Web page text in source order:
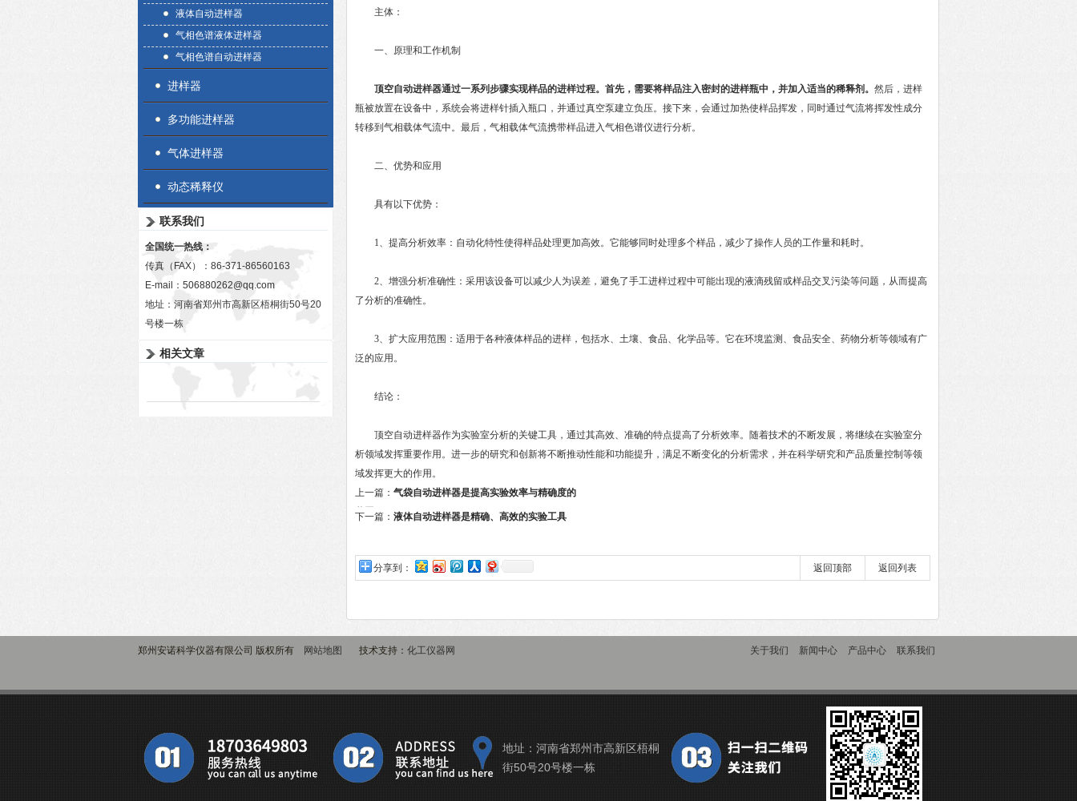
液体自动进样器
气相色谱液体进样器
气相色谱自动进样器
进样器
多功能进样器
气体进样器
动态稀释仪
联系我们
全国统一热线：
传真（FAX）：86-371-86560163
E-mail： 506880262@qq.com
地址：河南省郑州市高新区梧桐街50号20
号楼一栋
相关文章
主体：
一、原理和工作机制
顶空自动进样器通过一系列步骤实现样品的进样过程。首先，需要将样品注入密封的进样瓶中，并加入适当的稀释剂。 然后，进样
瓶被放置在设备中，系统会将进样针插入瓶口，并通过真空泵建立负压。接下来，会通过加热使样品挥发，同时通过气流将挥发性成分
转移到气相载体气流中。最后，气相载体气流携带样品进入气相色谱仪进行分析。
二、优势和应用
具有以下优势：
1、提高分析效率：自动化特性使得样品处理更加高效。它能够同时处理多个样品，减少了操作人员的工作量和耗时。
2、增强分析准确性：采用该设备可以减少人为误差，避免了手工进样过程中可能出现的液滴残留或样品交叉污染等问题，从而提高
了分析的准确性。
3、扩大应用范围：适用于各种液体样品的进样，包括水、土壤、食品、化学品等。它在环境监测、食品安全、药物分析等领域有广
泛的应用。
结论：
顶空自动进样器作为实验室分析的关键工具，通过其高效、准确的特点提高了分析效率。随着技术的不断发展，将继续在实验室分
析领域发挥重要作用。进一步的研究和创新将不断推动性能和功能提升，满足不断变化的分析需求，并在科学研究和产品质量控制等领
域发挥更大的作用。
上一篇： 气袋自动进样器是提高实验效率与精确度的
装置
下一篇： 液体自动进样器是精确、高效的实验工具
分享到： 返回列表
返回顶部
郑州安诺科学仪器有限公司 版权所有 网站地图 技术支持： 化工仪器网 关于我们 新闻中心 产品中心 联系我们
地址：河南省郑州市高新区梧桐
街50号20号楼一栋